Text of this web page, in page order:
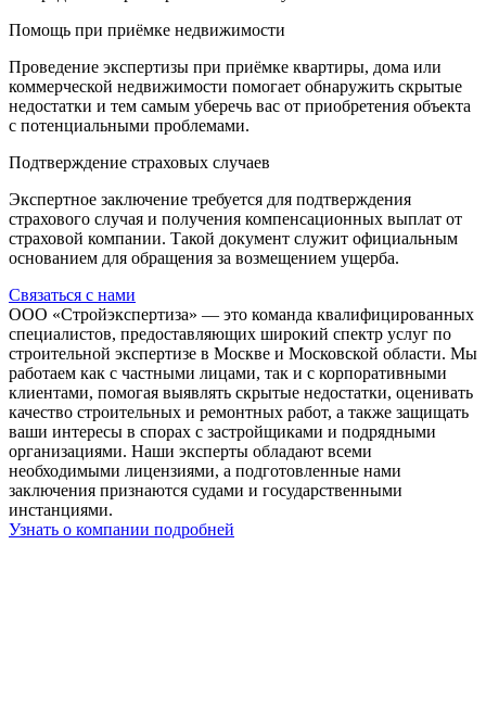
Помощь при приёмке недвижимости
Проведение экспертизы при приёмке квартиры, дома или
коммерческой недвижимости помогает обнаружить скрытые
недостатки и тем самым уберечь вас от приобретения объекта
с потенциальными проблемами.
Подтверждение страховых случаев
Экспертное заключение требуется для подтверждения
страхового случая и получения компенсационных выплат от
страховой компании. Такой документ служит официальным
основанием для обращения за возмещением ущерба.
Связаться с нами
ООО «Стройэкспертиза» — это команда квалифицированных
специалистов, предоставляющих широкий спектр услуг по
строительной экспертизе в Москве и Московской области. Мы
работаем как с частными лицами, так и с корпоративными
клиентами, помогая выявлять скрытые недостатки, оценивать
качество строительных и ремонтных работ, а также защищать
ваши интересы в спорах с застройщиками и подрядными
организациями. Наши эксперты обладают всеми
необходимыми лицензиями, а подготовленные нами
заключения признаются судами и государственными
инстанциями.
Узнать о компании подробней